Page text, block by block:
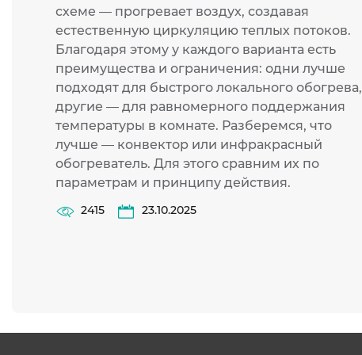
схеме — прогревает воздух, создавая
естественную циркуляцию теплых потоков.
Благодаря этому у каждого варианта есть
преимущества и ограничения: одни лучше
подходят для быстрого локального обогрева,
другие — для равномерного поддержания
температуры в комнате. Разберемся, что
лучше — конвектор или инфракрасный
обогреватель. Для этого сравним их по
параметрам и принципу действия.
2415 23.10.2025